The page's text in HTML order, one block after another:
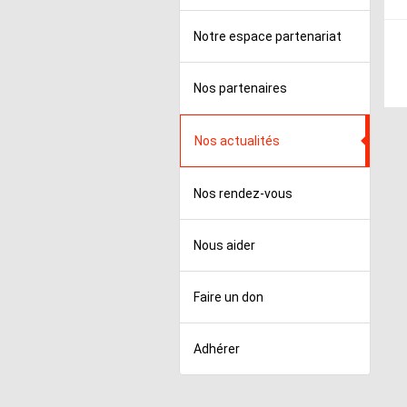
Notre espace partenariat
Nos partenaires
Nos actualités
Nos rendez-vous
Nous aider
Faire un don
Adhérer